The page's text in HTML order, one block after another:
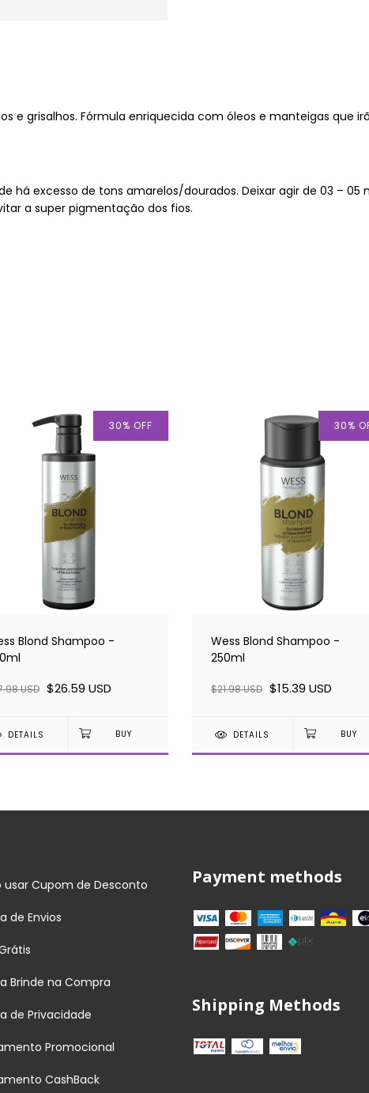
e grisalhos. Fórmula enriquecida com óleos e manteigas que
há excesso de tons amarelos/dourados. Deixar agir de 03 –
a super pigmentação dos fios.
30% OFF
Blond Shampoo -
USD $26.59 USD
DETAILS
30%
Wess Blond Shampoo -
250ml
$21.98 USD $15.39 USD
DETAILS
usar Cupom de Desconto
de Envios
Brinde na Compra
de Privacidade
Promocional
CashBack
Payment methods
Shipping Methods